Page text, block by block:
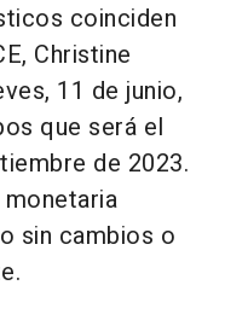
coinciden
Christine
11 de junio,
que será el
de 2023.
sin cambios o